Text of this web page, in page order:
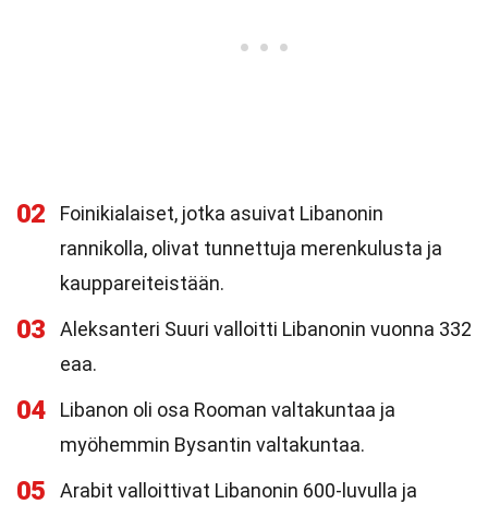
02
Foinikialaiset, jotka asuivat Libanonin
rannikolla, olivat tunnettuja merenkulusta ja
kauppareiteistään.
03
Aleksanteri Suuri valloitti Libanonin vuonna 332
eaa.
04
Libanon oli osa Rooman valtakuntaa ja
myöhemmin Bysantin valtakuntaa.
05
Arabit valloittivat Libanonin 600-luvulla ja